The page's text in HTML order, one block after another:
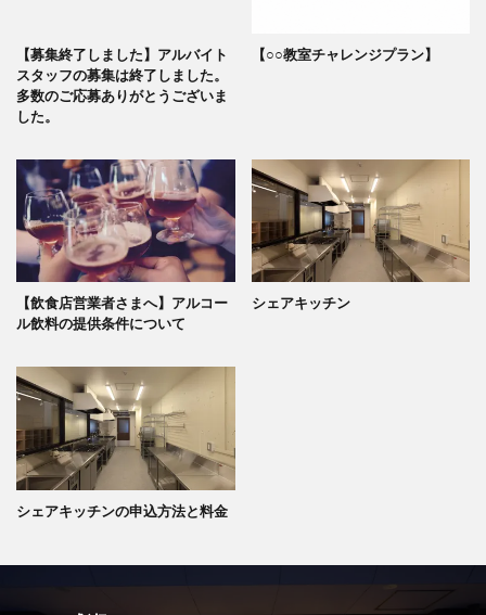
【募集終了しました】アルバイト
スタッフの募集は終了しました。
多数のご応募ありがとうございま
した。
【○○教室チャレンジプラン】
【飲食店営業者さまへ】アルコー
ル飲料の提供条件について
シェアキッチン
シェアキッチンの申込方法と料金